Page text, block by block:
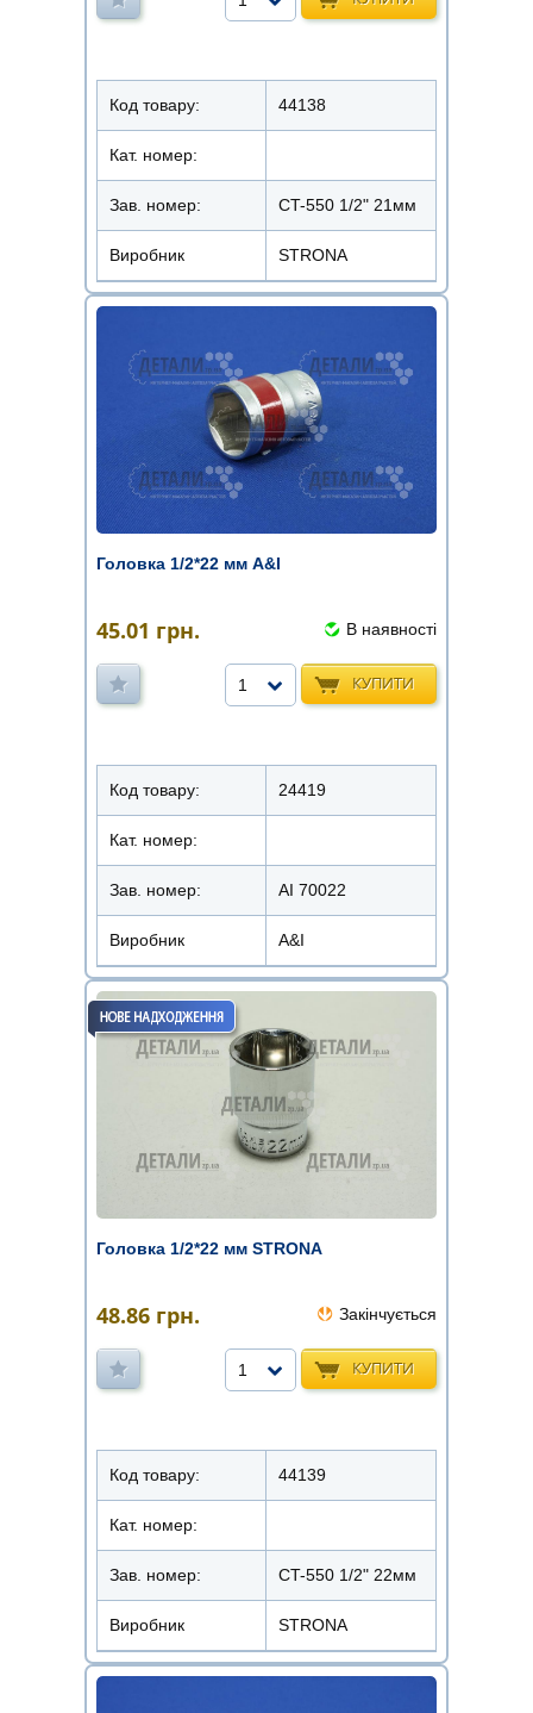
Код товару: 44138
Кат. номер:
Зав. номер: CT-550 1/2" 21мм
Виробник STRONA
Головка 1/2*22 мм A&I
45.01 грн. В наявності
КУПИТИ
1
Код товару: 24419
Кат. номер:
Зав. номер: AI 70022
Виробник A&I
Головка 1/2*22 мм STRONA
48.86 грн. Закінчується
КУПИТИ
1
Код товару: 44139
Кат. номер:
Зав. номер: CT-550 1/2" 22мм
Виробник STRONA